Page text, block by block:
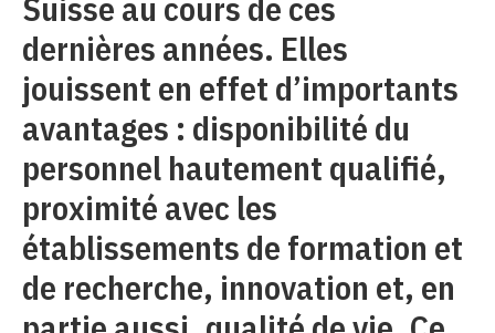
dernières années. Elles
jouissent en effet d’importants
avantages : disponibilité du
personnel hautement qualifié,
proximité avec les
établissements de formation et
de recherche, innovation et, en